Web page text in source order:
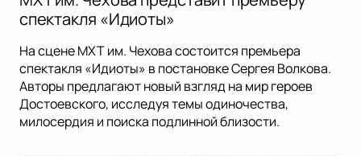
спектакля «Идиоты»
На сцене МХТ им. Чехова состоится премьера
спектакля «Идиоты» в постановке Сергея Волкова.
Авторы предлагают новый взгляд на мир героев
Достоевского, исследуя темы одиночества,
милосердия и поиска подлинной близости.